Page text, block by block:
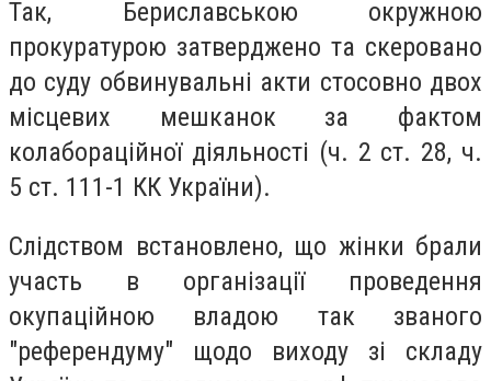
Так, Бериславською окружною
прокуратурою затверджено та скеровано
до суду обвинувальні акти стосовно двох
місцевих мешканок за фактом
колабораційної діяльності (ч. 2 ст. 28, ч.
5 ст. 111-1 КК України).
Слідством встановлено, що жінки брали
участь в організації проведення
окупаційною владою так званого
"референдуму" щодо виходу зі складу